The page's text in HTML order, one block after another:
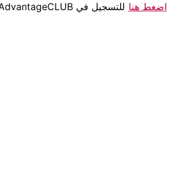
اضغط هنا للتسجيل في AdvantageCLUB!